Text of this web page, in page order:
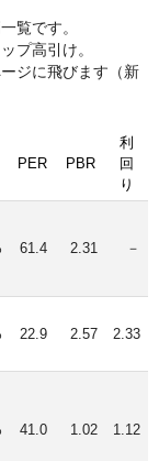
覧です。
プ高引け。
ジに飛びます（新
PER PBR
利
回
り
61.4 2.31 －
22.9 2.57 2.33
41.0 1.02 1.12